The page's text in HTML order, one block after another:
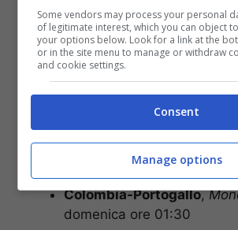
Panama-Inghilterra,
ore 23:00
Giordania-Argentina
ore 04:00
Le partite da almeno
squadra (GOL)
Colombia-Portogallo,
domenica ore 01:30
Some vendors may process your personal
of legitimate interest, which you can object
your options below. Look for a link at the
or in the site menu to manage or withdraw
and cookie settings.
Consent
Manage options